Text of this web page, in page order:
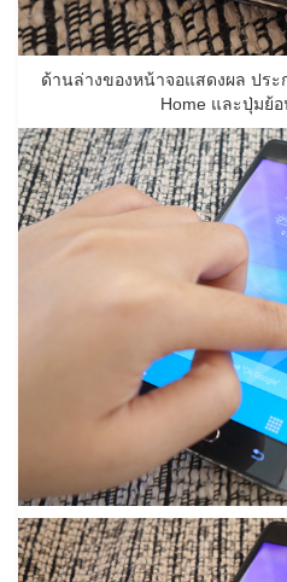
ด้านล่างของหน้าจอแสดงผล ประ
Home และปุ่มย้